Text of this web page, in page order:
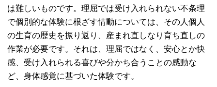
は難しいものです。理屈では受け入れられない不条理
で個別的な体験に根ざす情動については、その人個人
の生育の歴史を振り返り、産まれ直しなり育ち直しの
作業が必要です。それは、理屈ではなく、安心とか快
感、受け入れられる喜びや分かち合うことの感動な
ど、身体感覚に基づいた体験です。